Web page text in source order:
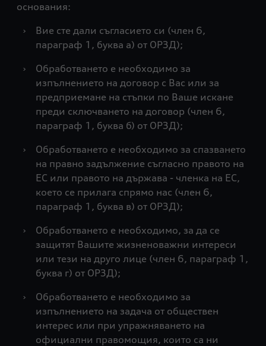
основания:
›
Вие сте дали съгласието си (член 6,
параграф 1, буква а) от ОРЗД);
›
Обработването е необходимо за
изпълнението на договор с Вас или за
предприемане на стъпки по Ваше искане
преди сключването на договор (член 6,
параграф 1, буква б) от ОРЗД);
›
Обработването е необходимо за спазването
на правно задължение съгласно правото на
ЕС или правото на държава - членка на ЕС,
което се прилага спрямо нас (член 6,
параграф 1, буква в) от ОРЗД);
›
Обработването е необходимо, за да се
защитят Вашите жизненоважни интереси
или тези на друго лице (член 6, параграф 1,
буква г) от ОРЗД);
›
Обработването е необходимо за
изпълнението на задача от обществен
интерес или при упражняването на
официални правомощия, които са ни